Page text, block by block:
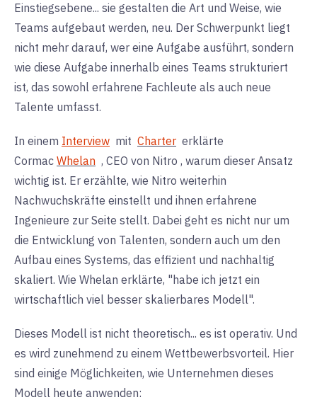
Einstiegsebene... sie gestalten die Art und Weise, wie
Teams aufgebaut werden, neu. Der Schwerpunkt liegt
nicht mehr darauf, wer eine Aufgabe ausführt, sondern
wie diese Aufgabe innerhalb eines Teams strukturiert
ist, das sowohl erfahrene Fachleute als auch neue
Talente umfasst.
In einem Interview mit Charter erklärte
Cormac Whelan , CEO von Nitro , warum dieser Ansatz
wichtig ist. Er erzählte, wie Nitro weiterhin
Nachwuchskräfte einstellt und ihnen erfahrene
Ingenieure zur Seite stellt. Dabei geht es nicht nur um
die Entwicklung von Talenten, sondern auch um den
Aufbau eines Systems, das effizient und nachhaltig
skaliert. Wie Whelan erklärte, "habe ich jetzt ein
wirtschaftlich viel besser skalierbares Modell".
Dieses Modell ist nicht theoretisch... es ist operativ. Und
es wird zunehmend zu einem Wettbewerbsvorteil. Hier
sind einige Möglichkeiten, wie Unternehmen dieses
Modell heute anwenden: